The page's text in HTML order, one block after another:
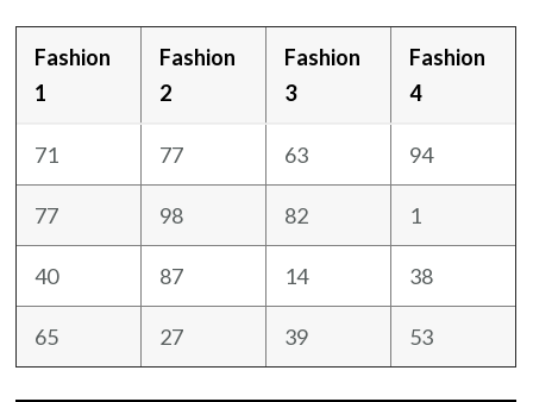
Fashion
1
Fashion
2
Fashion
3
Fashion
4
71 77 63 94
77 98 82 1
40 87 14 38
65 27 39 53